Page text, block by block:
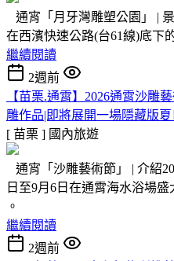
通宵「月牙灣雕塑公園」 |
在西濱快速公路(台61線)底下
繼續閱讀
2週前
【苗栗.通霄】2026通霄沙雕
雕作品|即將展開一場隱藏版夏
[ 苗栗 ] 國內旅遊
通宵「沙雕藝術節」 | 介紹
日至9月6日在通霄海水浴場
。
繼續閱讀
2週前